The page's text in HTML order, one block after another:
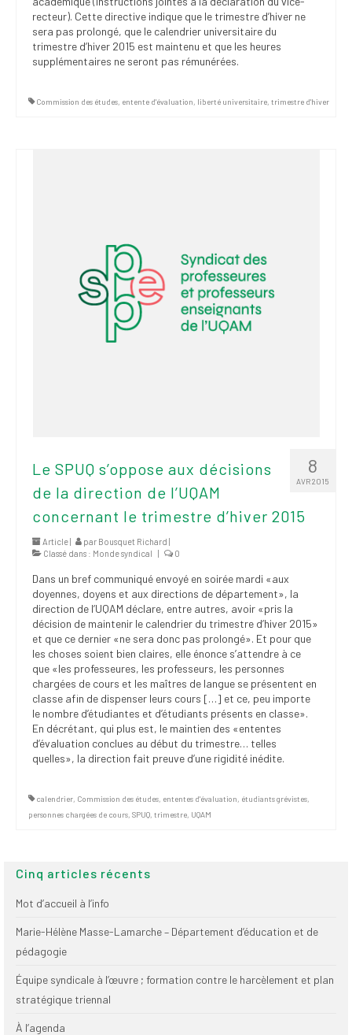
recteur). Cette directive indique que le trimestre d’hiver ne
sera pas prolongé, que le calendrier universitaire du
trimestre d’hiver 2015 est maintenu et que les heures
supplémentaires ne seront pas rémunérées.
Commission des études, entente d'évaluation, liberté universitaire, trimestre d'hiver
8
AVR 2015
Le SPUQ s’oppose aux décisions
de la direction de l’UQAM
concernant le trimestre d’hiver 2015
Article | par Bousquet Richard |
Classé dans : Monde syndical | 0
Dans un bref communiqué envoyé en soirée mardi «aux
doyennes, doyens et aux directions de département», la
direction de l’UQAM déclare, entre autres, avoir «pris la
décision de maintenir le calendrier du trimestre d’hiver 2015»
et que ce dernier «ne sera donc pas prolongé». Et pour que
les choses soient bien claires, elle énonce s’attendre à ce
que «les professeures, les professeurs, les personnes
chargées de cours et les maîtres de langue se présentent en
classe afin de dispenser leurs cours […] et ce, peu importe
le nombre d’étudiantes et d’étudiants présents en classe».
En décrétant, qui plus est, le maintien des «ententes
d’évaluation conclues au début du trimestre… telles
quelles», la direction fait preuve d’une rigidité inédite.
calendrier, Commission des études, ententes d'évaluation, étudiants grévistes,
personnes chargées de cours, SPUQ, trimestre, UQAM
Cinq articles récents
Mot d’accueil à l’info
Marie-Hélène Masse-Lamarche – Département d’éducation et de
pédagogie
Équipe syndicale à l’œuvre ; formation contre le harcèlement et plan
stratégique triennal
À l’agenda